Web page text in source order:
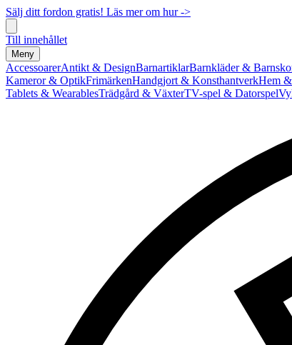
Sälj ditt fordon gratis! Läs mer om hur ->
Till innehållet
Meny
AccessoarerAntikt & DesignBarnartiklarBarnkläder &
Kameror & OptikFrimärkenHandgjort & KonsthantverkHem
Tablets & WearablesTrädgård & VäxterTV-spel & Datorspel